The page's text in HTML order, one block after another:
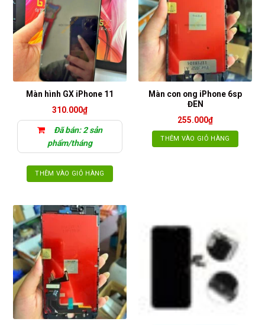
Màn hình GX iPhone 11
310.000₫
Đã bán: 2 sản
phẩm/tháng
THÊM VÀO GIỎ HÀNG
Màn con ong iPhone 6sp
ĐEN
255.000₫
THÊM VÀO GIỎ HÀNG